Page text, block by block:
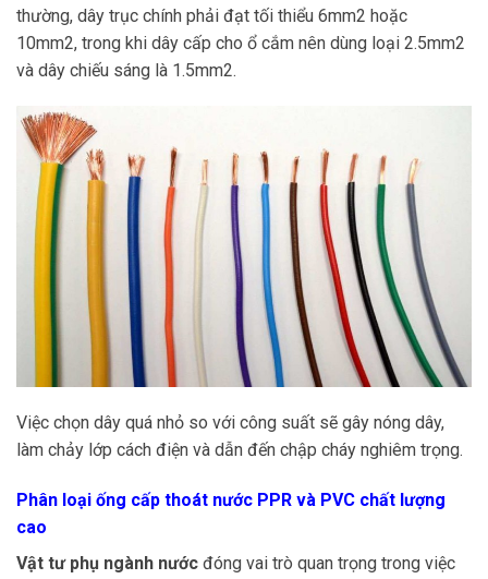
thường, dây trục chính phải đạt tối thiểu 6mm2 hoặc
10mm2, trong khi dây cấp cho ổ cắm nên dùng loại 2.5mm2
và dây chiếu sáng là 1.5mm2.
Việc chọn dây quá nhỏ so với công suất sẽ gây nóng dây,
làm chảy lớp cách điện và dẫn đến chập cháy nghiêm trọng.
Phân loại ống cấp thoát nước PPR và PVC chất lượng
cao
Vật tư phụ ngành nước đóng vai trò quan trọng trong việc